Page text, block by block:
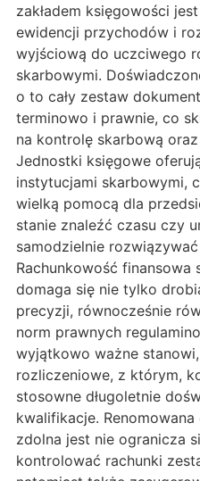
zakładem księgowości
ewidencji przychodów i
wyjściową do uczciwego
skarbowymi.
o to cały zestaw
terminowo i prawnie, co
na kontrolę skarbową
Jednostki księgowe
instytucjami skarbowymi,
wielką pomocą dla
stanie znaleźć czasu czy
samodzielnie
Rachunkowość finansowa
domaga się nie tylko
precyzji, równocześnie
norm prawnych
wyjątkowo ważne
rozliczeniowe, z którym,
stosowne długoletnie
kwalifikacje.
zdolna jest nie ogranicza
kontrolować rachunki